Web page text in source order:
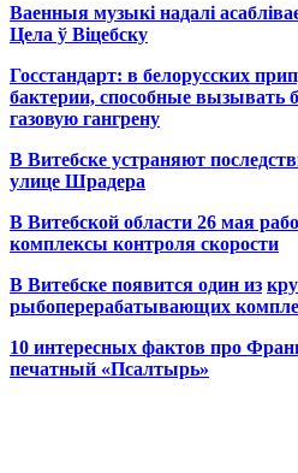
Ваенныя музыкі надалі
Цела ў Віцебску
Госстандарт: в белорусских
бактерии, способные вызывать
газовую гангрену
В Витебске устраняют
улице Шрадера
В Витебской области 26 мая
комплексы контроля скорости
В Витебске появится один из
рыбоперерабатывающих
10 интересных фактов про
печатный «Псалтырь»